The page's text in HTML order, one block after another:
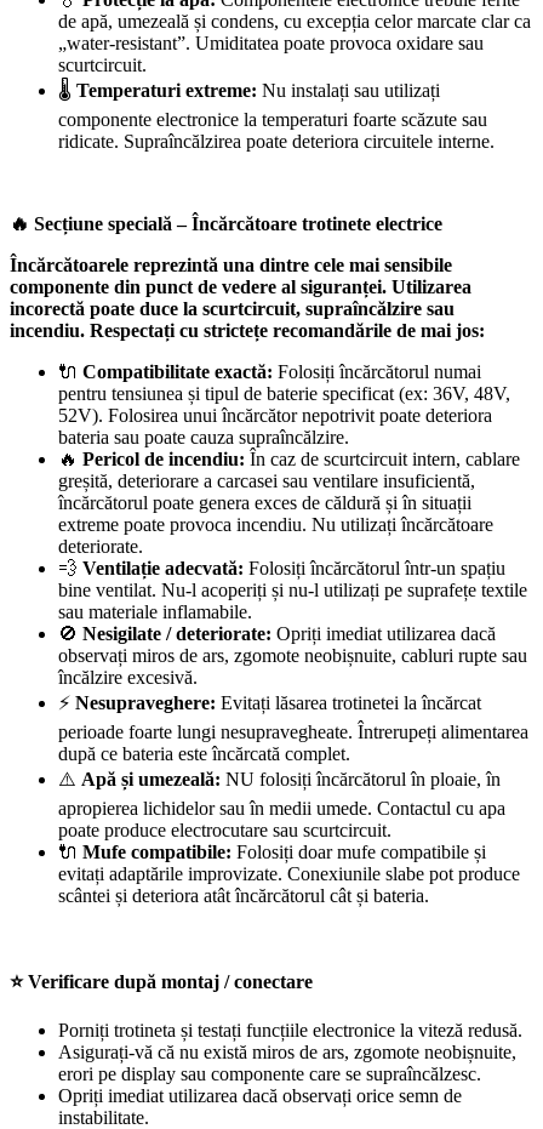
de apă, umezeală și condens, cu excepția celor marcate clar ca
„water-resistant”. Umiditatea poate provoca oxidare sau
scurtcircuit.
🌡️ Temperaturi extreme: Nu instalați sau utilizați
componente electronice la temperaturi foarte scăzute sau
ridicate. Supraîncălzirea poate deteriora circuitele interne.
🔥 Secțiune specială – Încărcătoare trotinete electrice
Încărcătoarele reprezintă una dintre cele mai sensibile
componente din punct de vedere al siguranței. Utilizarea
incorectă poate duce la scurtcircuit, supraîncălzire sau
incendiu. Respectați cu strictețe recomandările de mai jos:
🔌 Compatibilitate exactă: Folosiți încărcătorul numai
pentru tensiunea și tipul de baterie specificat (ex: 36V, 48V,
52V). Folosirea unui încărcător nepotrivit poate deteriora
bateria sau poate cauza supraîncălzire.
🔥 Pericol de incendiu: În caz de scurtcircuit intern, cablare
greșită, deteriorare a carcasei sau ventilare insuficientă,
încărcătorul poate genera exces de căldură și în situații
extreme poate provoca incendiu. Nu utilizați încărcătoare
deteriorate.
💨 Ventilație adecvată: Folosiți încărcătorul într-un spațiu
bine ventilat. Nu-l acoperiți și nu-l utilizați pe suprafețe textile
sau materiale inflamabile.
🚫 Nesigilate / deteriorate: Opriți imediat utilizarea dacă
observați miros de ars, zgomote neobișnuite, cabluri rupte sau
încălzire excesivă.
⚡ Nesupraveghere: Evitați lăsarea trotinetei la încărcat
perioade foarte lungi nesupravegheate. Întrerupeți alimentarea
după ce bateria este încărcată complet.
⚠️ Apă și umezeală: NU folosiți încărcătorul în ploaie, în
apropierea lichidelor sau în medii umede. Contactul cu apa
poate produce electrocutare sau scurtcircuit.
🔌 Mufe compatibile: Folosiți doar mufe compatibile și
evitați adaptările improvizate. Conexiunile slabe pot produce
scântei și deteriora atât încărcătorul cât și bateria.
⭐ Verificare după montaj / conectare
Porniți trotineta și testați funcțiile electronice la viteză redusă.
Asigurați-vă că nu există miros de ars, zgomote neobișnuite,
erori pe display sau componente care se supraîncălzesc.
Opriți imediat utilizarea dacă observați orice semn de
instabilitate.